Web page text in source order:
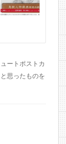
ートポストカ
思ったものを